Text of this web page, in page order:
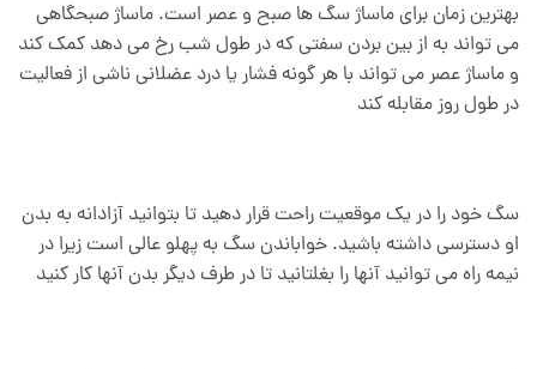
بهترین زمان برای ماساژ سگ ها صبح و عصر است. ماساژ صبحگاهی
می تواند به از بین بردن سفتی که در طول شب رخ می دهد کمک کند
و ماساژ عصر می تواند با هر گونه فشار یا درد عضلانی ناشی از فعالیت
در طول روز مقابله کند
سگ خود را در یک موقعیت راحت قرار دهید تا بتوانید آزادانه به بدن
او دسترسی داشته باشید. خواباندن سگ به پهلو عالی است زیرا در
نیمه راه می توانید آنها را بغلتانید تا در طرف دیگر بدن آنها کار کنید